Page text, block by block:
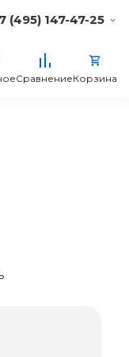
(495) 147-47-25
СравнениеКорзина